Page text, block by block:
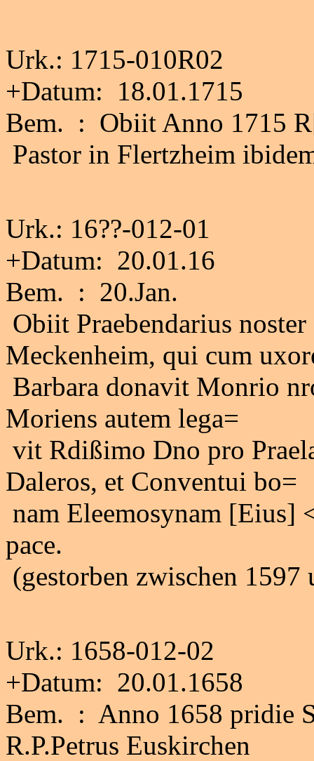
Urk.: 1715-010R02
+Datum: 18.01.1715
Bem. : Obiit Anno 1715
Pastor in Flertzheim
Urk.: 16??-012-01
+Datum: 20.01.16
Bem. : 20.Jan.
Obiit Praebendarius
Meckenheim, qui cum
Barbara donavit Monrio
Moriens autem lega=
vit Rdißimo Dno pro
Daleros, et Conventui bo=
nam Eleemosynam [Eius]
pace.
(gestorben zwischen 1597
Urk.: 1658-012-02
+Datum: 20.01.1658
Bem. : Anno 1658 pridie
R.P.Petrus Euskirchen